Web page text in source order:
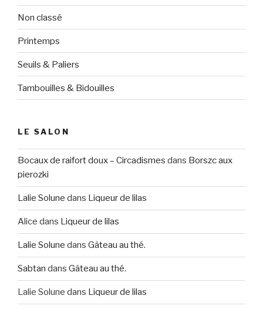
Non classé
Printemps
Seuils & Paliers
Tambouilles & Bidouilles
LE SALON
Bocaux de raifort doux – Circadismes dans Borszc aux
pierozki
Lalie Solune dans Liqueur de lilas
Alice dans Liqueur de lilas
Lalie Solune dans Gâteau au thé.
Sabtan dans Gâteau au thé.
Lalie Solune dans Liqueur de lilas